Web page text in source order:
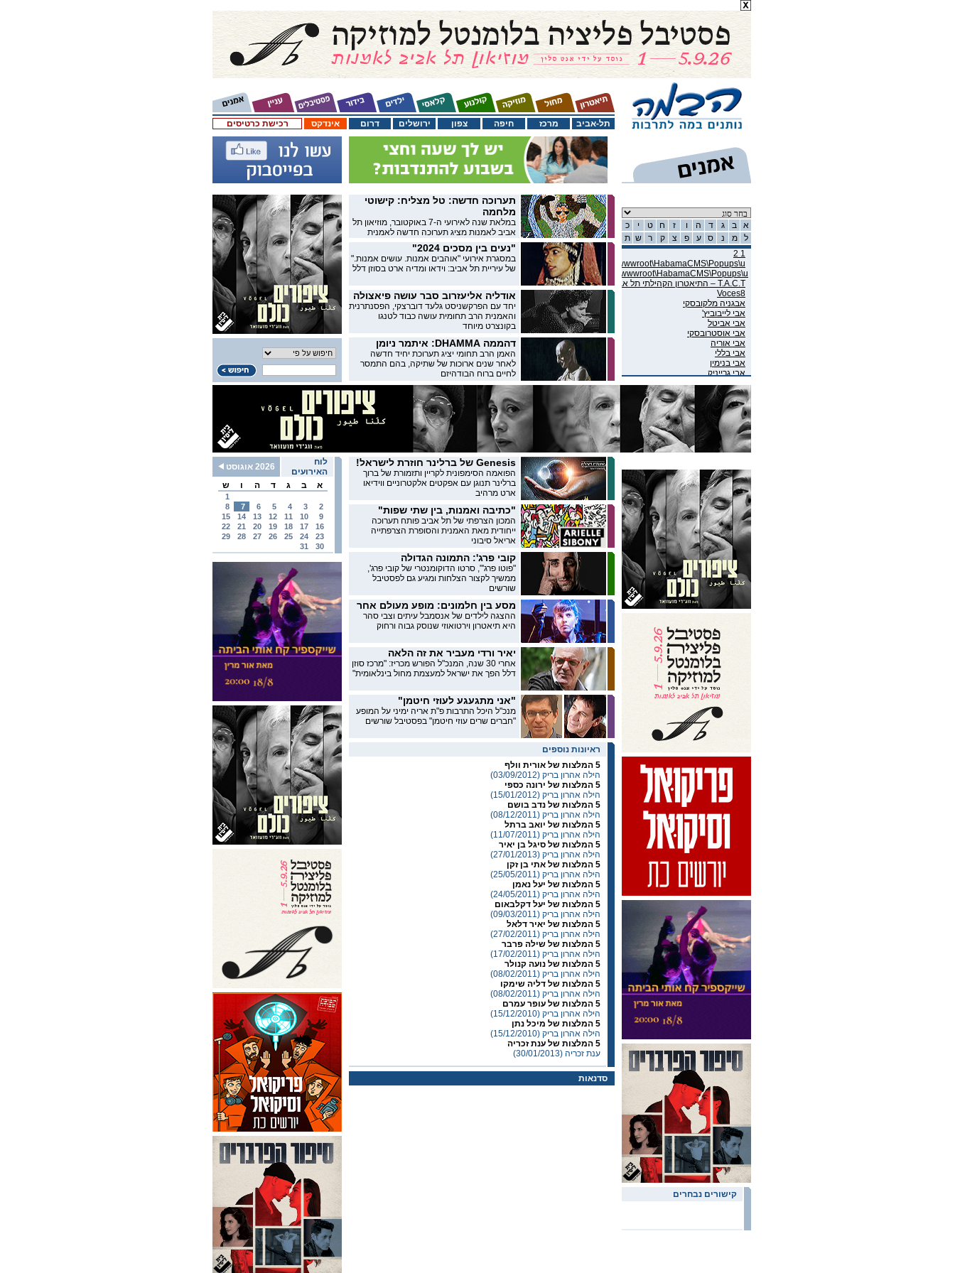
רכישת כרטיסים אינדקס דרום ירושלים צפון חיפה מרכז תל-אביב
תערוכה חדשה: טל מצליח: קישוטי
מלחמה
במלאת שנה לאירועי ה-7 באוקטובר, מוזיאון תל
אביב לאמנות מציג תערוכה חדשה לאמנית
"נעים בין מסכים 2024"
במסגרת אירועי "אוהבים אמנות. עושים אמנות."
של עיריית תל אביב: וידאו ומדיה ארט בסוזן דלל
אודליה אליעזרוב סבר עושה פיאצולה
יחד עם הפרקשניסט גלעד דוברצקי, הפסנתרנית
והאמנית הרב תחומית עושה כבוד לטנגו
בקונצרט מיוחד
דהממה DHAMMA: איתמר ניומן
האמן הרב תחומי יציג תערוכת יחיד חדשה
לאחר שנים ארוכות של שתיקה, בהם התמסר
לחיים ברוח הבודהיזם
כ י ט ח ז ו ה ד ג ב
א
ת ש ר ק צ פ ע ס נ מ
ל
1 2
C:\domains\habama.co.il\wwwroot\HabamaCMS\Popups\u
C:\domains\habama.co.il\wwwroot\HabamaCMS\Popups\u
T.A.C.T – התיאטרון הקהילתי תל אביב
Voces8
אבגניה מלקובסקי
אבי לייבוביץ'
אבי אביטל
אבי אוסטרובסקי
אבי אוריה
אבי בללי
אבי בנימין
אבי גרייניק
אבי חדש
אבי טרמין
אבי מוגרבי
אבי פניני
אבי קושניר
אבי שושני
אבי שכוי
אבי אליאס
אביב איבגי
אביב רון
אביבה גר
אביגיל ארד
אביגיל אריאלי
אביה בן דוד
אביה קופלמן
אביטל דיקר
אביטל הנדלר
אביטל פסטרנק
אבי-יונה בואנו (במבי)
אבינועם מור-חיים
אביעד שטיר
אבירם פרייברג
אבירם רייכרט
אבישי מילשטיין
אבישי עזרא - בן דוד
אביתר לזר
אביתר בנאי
אבנר בירון
אבנר דורמן
אברהם גולדפאדן
אברהם הורוביץ
אברהם הפנר
אברהם חלפי
אברהם כהן
אברהם נודלמן
אברהם פלטה
אבשלום פולק
אגי משעול
אד מטס
אדוארד אלבי
אדוארדו ברלנדיס
אדוה עדני
אדולפו גרסיה אורטגה
אדם מדר
אדם צ'רניאבסקי
אדריאן ווקס
אהובה קורן
אהוד דרש
אהוד אשכנזי
אהוד מנור
אהרון אלמוג
אהרון ויינסטיין
אהרון חרל"פ
אהרוני בנארי
אוגוסט סטרינדברג
אודי דרש
אודי רוטשילד
אוה בן צבי
אוהד בן ארי
אוהד נהרין
אוהד שחר
אווה סול
אווה מריה רידל
אוולין יפרח
אוון כריסטופר
אולג סיקירבי
אולגה פבריקנט
אולגה פריסט
אולדיס קוקרס
אולה אוליונה
אומברטו ג'ורדנו
אופיר דואן
לוח
האירועים
2026 אוגוסט
א
ב ג ד ה ו ש
1
2
3
4
5
6
7
8
9
10
11
12
13
14
15
16
17
18
19
20
21
22
23
24
25
26
27
28
29
30
31
Genesis של ברלינר חוזרת לישראל!
הפואמה הסימפונית לקריין ותזמורת של ברוך
ברלינר תנוגן עם אפקטים אלקטרוניים ווידיאו
ארט מרהיב
"כתיבה ואמנות, בין שתי שפות"
המכון הצרפתי של תל אביב פותח תערוכה
ייחודית מאת האמנית והסופרת הצרפתייה
אריאל סיבוני
קובי פרג': התמונה הגדולה
"פוטו פרג'", סרטו הדוקומנטרי של קובי פרג',
ממשיך לקצור הצלחות ומגיע גם לפסטיבל
שורשים
מסע בין חלמונים: מופע מעולם אחר
ההצגה לילדים של אנסמבל עיתים וצבי סהר
היא תיאטרון וירטואוזי שנוסק גבוה ורחוק
יאיר ורדי מעביר את זה הלאה
אחרי 30 שנה, המנכ"ל הפורש מכריז: "מרכז סוזן
דלל הפך את ישראל למעצמת מחול בינלאומית"
"אני מתגעגע לעוזי חיטמן"
מנכ"ל היכל התרבות פ"ת אריה ימיני על המופע
"חברים שרים עוזי חיטמן" בפסטיבל שורשים
ראיונות נוספים
5 המלצות של אורית וולף
הילה אהרון בריק (03/09/2012)
5 המלצות של ירונה כספי
הילה אהרון בריק (15/01/2012)
5 המלצות של נדב בושם
הילה אהרון בריק (08/12/2011)
5 המלצות של יואב ברתל
הילה אהרון בריק (11/07/2011)
5 המלצות של סיגל בן יאיר
הילה אהרון בריק (27/01/2013)
5 המלצות של אתי בן זקן
הילה אהרון בריק (25/05/2011)
5 המלצות של יעל נאמן
הילה אהרון בריק (24/05/2011)
5 המלצות של יעל דקלבאום
הילה אהרון בריק (09/03/2011)
5 המלצות של יאיר דלאל
הילה אהרון בריק (27/02/2011)
5 המלצות של שילה פרבר
הילה אהרון בריק (17/02/2011)
5 המלצות של נועה קנולר
הילה אהרון בריק (08/02/2011)
5 המלצות של דליה שימקו
הילה אהרון בריק (08/02/2011)
5 המלצות של עופר עמרם
הילה אהרון בריק (15/12/2010)
5 המלצות של מיכל נתן
הילה אהרון בריק (15/12/2010)
5 המלצות של ענת זכריה
ענת זכריה (30/01/2013)
סדנאות
קישורים נבחרים